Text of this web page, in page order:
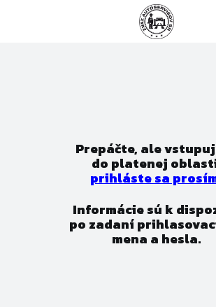
Prepáčte, ale
do platenej
prihláste sa
Informácie sú k
po zadaní
mena a hesla.